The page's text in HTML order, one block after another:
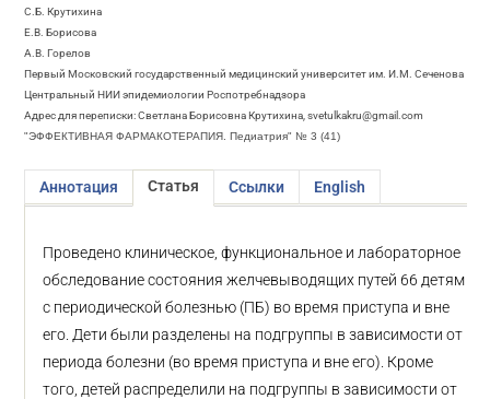
С.Б. Крутихина
Е.В. Борисова
А.В. Горелов
Первый Московский государственный медицинский университет им. И.М. Сеченова
Центральный НИИ эпидемиологии Роспотребнадзора
Адрес для переписки: Светлана Борисовна Крутихина, svetulkakru@gmail.com
"ЭФФЕКТИВНАЯ ФАРМАКОТЕРАПИЯ. Педиатрия" № 3 (41)
Аннотация Статья Ссылки English
Проведено клиническое, функциональное и лабораторное
обследование состояния желчевыводящих путей 66 детям
с периодической болезнью (ПБ) во время приступа и вне
его. Дети были разделены на подгруппы в зависимости от
периода болезни (во время приступа и вне его). Кроме
того, детей распределили на подгруппы в зависимости от